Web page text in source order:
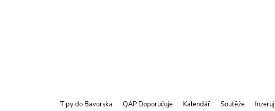
Tipy do Bavorska QAP Doporučuje Kalendář Soutěže